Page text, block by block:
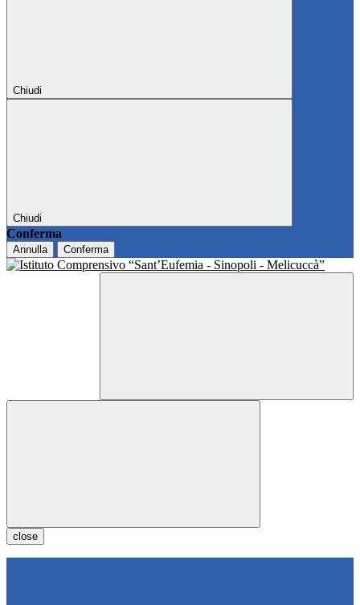
Chiudi
Chiudi
Conferma
Annulla Conferma
close